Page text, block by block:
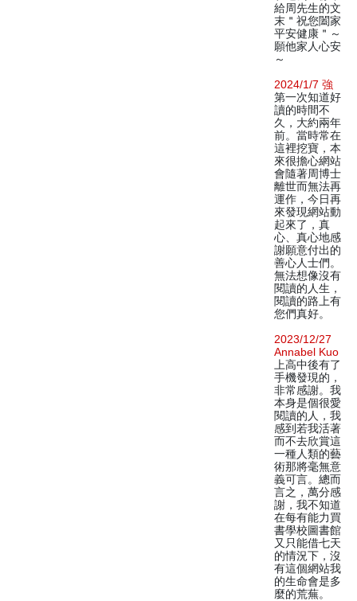
給周先生的文
末＂祝您闔家
平安健康＂～
願他家人心安
～
2024/1/7 強
第一次知道好
讀的時間不
久，大約兩年
前。當時常在
這裡挖寶，本
來很擔心網站
會隨著周博士
離世而無法再
運作，今日再
來發現網站動
起來了，真
心、真心地感
謝願意付出的
善心人士們。
無法想像沒有
閱讀的人生，
閱讀的路上有
您們真好。
2023/12/27
Annabel Kuo
上高中後有了
手機發現的，
非常感謝。我
本身是個很愛
閱讀的人，我
感到若我活著
而不去欣賞這
一種人類的藝
術那將毫無意
義可言。總而
言之，萬分感
謝，我不知道
在每有能力買
書學校圖書館
又只能借七天
的情況下，沒
有這個網站我
的生命會是多
麼的荒蕪。